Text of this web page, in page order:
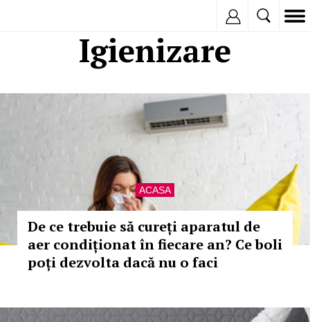
Igienizare
ACASA
De ce trebuie să cureți aparatul de
aer condiționat în fiecare an? Ce boli
poți dezvolta dacă nu o faci